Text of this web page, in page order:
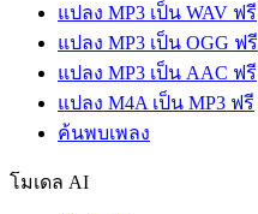
แปลง MP3 เป็น WAV ฟรี
แปลง MP3 เป็น OGG ฟรี
แปลง MP3 เป็น AAC ฟรี
แปลง M4A เป็น MP3 ฟรี
ค้นพบเพลง
โมเดล AI